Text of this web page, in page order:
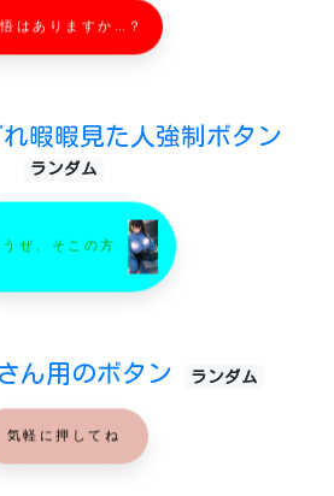
はありますか…？
暇暇見た人強制ボタン
ランダム
ぜ、そこの方
ん用のボタン ランダム
気軽に押してね